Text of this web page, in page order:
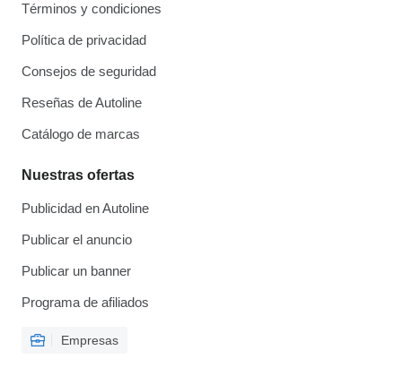
Términos y condiciones
Política de privacidad
Consejos de seguridad
Reseñas de Autoline
Catálogo de marcas
Nuestras ofertas
Publicidad en Autoline
Publicar el anuncio
Publicar un banner
Programa de afiliados
Empresas